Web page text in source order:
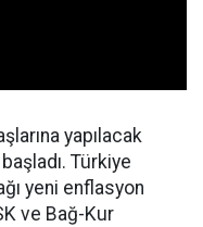
yapılacak
Türkiye
yeni enflasyon
ve Bağ-Kur